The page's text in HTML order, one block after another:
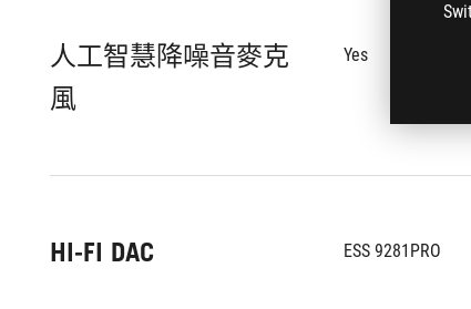
人工智慧降噪音麥克
風
Yes
HI-FI DAC ESS 9281PRO